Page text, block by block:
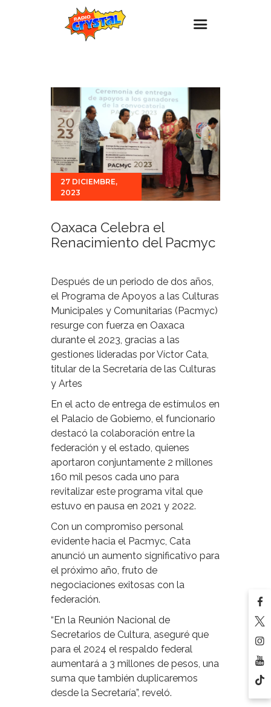
Estaciones
Eventos
Promociones
Noticias
Para ti
Contacto
27 DICIEMBRE,
2023
Oaxaca Celebra el
Renacimiento del Pacmyc
Después de un periodo de dos años,
el Programa de Apoyos a las Culturas
Municipales y Comunitarias (Pacmyc)
resurge con fuerza en Oaxaca
durante el 2023, gracias a las
gestiones lideradas por Víctor Cata,
titular de la Secretaría de las Culturas
y Artes
En el acto de entrega de estímulos en
el Palacio de Gobierno, el funcionario
destacó la colaboración entre la
federación y el estado, quienes
aportaron conjuntamente 2 millones
160 mil pesos cada uno para
revitalizar este programa vital que
estuvo en pausa en 2021 y 2022.
Con un compromiso personal
evidente hacia el Pacmyc, Cata
anunció un aumento significativo para
el próximo año, fruto de
negociaciones exitosas con la
federación.
“En la Reunión Nacional de
Secretarios de Cultura, aseguré que
para el 2024 el respaldo federal
aumentará a 3 millones de pesos, una
suma que también duplicaremos
desde la Secretaría”, reveló.